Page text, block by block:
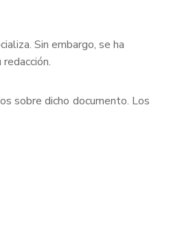
Sin embargo, se ha
sobre dicho documento. Los